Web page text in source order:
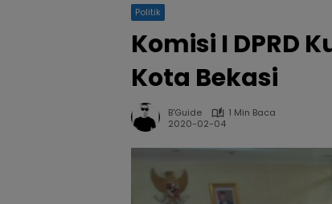
Politik
Komisi I DPRD
Kota Bekasi
B'Guide
1 Min Baca
2020-02-04